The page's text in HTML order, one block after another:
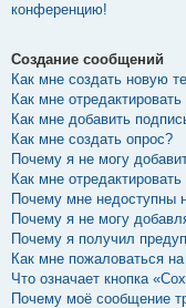
конференцию!
Создание сообщений
Как мне создать новую
Как мне
Как мне добавить
Как мне создать опрос?
Почему я не могу
Как мне
Почему мне недоступны
Почему я не могу
Почему я получил
Как мне пожаловаться
Что означает кнопка
Почему моё сообщение